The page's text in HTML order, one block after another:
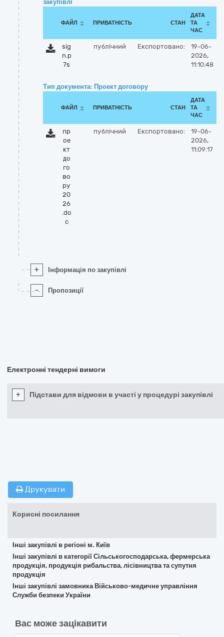
закупівлі
ФАЙЛ ПРИВАТНІСТЬ СТАН
ДАТА
ТА
ЧАС
sig
n.p
7s
публічний Експортовано:
19-06-
2026,
11:10:48
Тип документа: Проект договору
ФАЙЛ ПРИВАТНІСТЬ СТАН
ДАТА
ТА
ЧАС
пр
ое
кт
до
го
во
ру
20
26
.do
c
публічний Експортовано:
19-06-
2026,
11:09:17
+ Інформація по закупівлі
- Пропозиції
Електронні тендерні вимоги
+ Підстави для відмови в участі у процедурі закупівлі
Друкувати
Корисні посилання
Інші закупівлі в регіоні м. Київ
Інші закупівлі в категорії Сільськогосподарська, фермерська
продукція, продукція рибальства, лісівництва та супутня
продукція
Інші закупівлі замовника Військово-медичне управління
Служби безпеки України
Вас може зацікавити